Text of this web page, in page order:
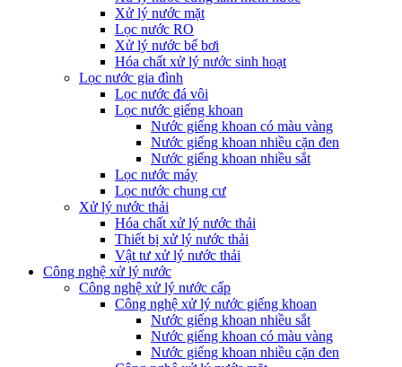
Xử lý nước mặt
Lọc nước RO
Xử lý nước bể bơi
Hóa chất xử lý nước sinh hoạt
Lọc nước gia đình
Lọc nước đá vôi
Lọc nước giếng khoan
Nước giếng khoan có màu vàng
Nước giếng khoan nhiều cặn đen
Nước giếng khoan nhiều sắt
Lọc nước máy
Lọc nước chung cư
Xử lý nước thải
Hóa chất xử lý nước thải
Thiết bị xử lý nước thải
Vật tư xử lý nước thải
Công nghệ xử lý nước
Công nghệ xử lý nước cấp
Công nghệ xử lý nước giếng khoan
Nước giếng khoan nhiều sắt
Nước giếng khoan có màu vàng
Nước giếng khoan nhiều cặn đen